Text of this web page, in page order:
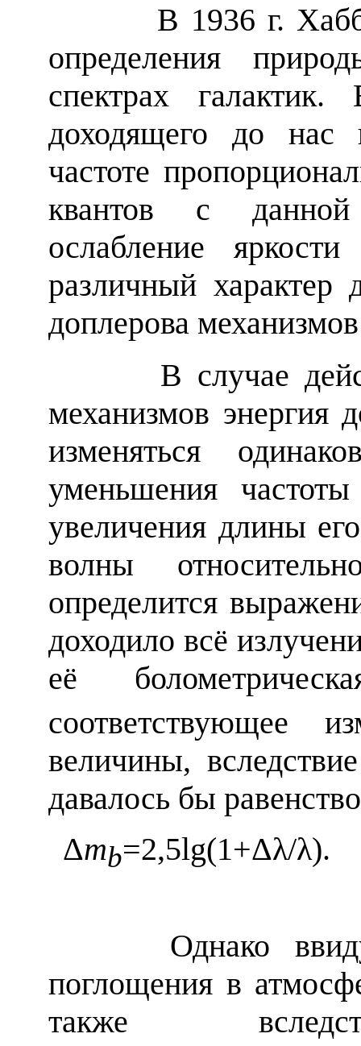
В 1936 г. Хаббл
определения
спектрах
доходящего до нас
частоте
квантов с данной
ослабление
различный характер
доплерова
В случае
механизмов энергия
изменяться
уменьшения
увеличения длины
волны
определится
доходило всё
её
соответствующее
величины,
давалось бы
Δmb=2,5lg(1+Δλ/λ).
Однако ввиду
поглощения в
также